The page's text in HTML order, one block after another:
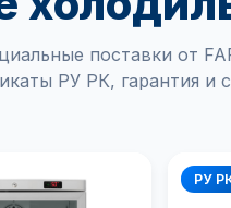
поставки от
РУ РК, гарантия и
РУ